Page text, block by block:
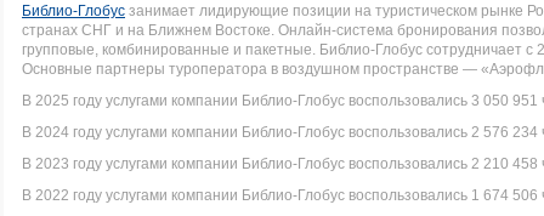
Библио-Глобус занимает лидирующие позиции на туристическом рынке
странах СНГ и на Ближнем Востоке. Онлайн-система бронирования
групповые, комбинированные и пакетные. Библио-Глобус сотрудничает
Основные партнеры туроператора в воздушном пространстве —
В 2025 году услугами компании Библио-Глобус воспользовались 3 050 951
В 2024 году услугами компании Библио-Глобус воспользовались 2 576 234
В 2023 году услугами компании Библио-Глобус воспользовались 2 210 458
В 2022 году услугами компании Библио-Глобус воспользовались 1 674 506